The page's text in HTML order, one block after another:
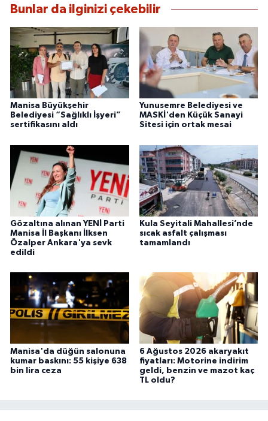
Bunlar da ilginizi çekebilir
Manisa Büyükşehir
Belediyesi “Sağlıklı İşyeri”
sertifikasını aldı
Yunusemre Belediyesi ve
MASKİ'den Küçük Sanayi
Sitesi için ortak mesai
Gözaltına alınan YENİ Parti
Manisa İl Başkanı İlksen
Özalper Ankara'ya sevk
edildi
Kula Seyitali Mahallesi’nde
sıcak asfalt çalışması
tamamlandı
Manisa'da düğün salonuna
kumar baskını: 55 kişiye 638
bin lira ceza
6 Ağustos 2026 akaryakıt
fiyatları: Motorine indirim
geldi, benzin ve mazot kaç
TL oldu?